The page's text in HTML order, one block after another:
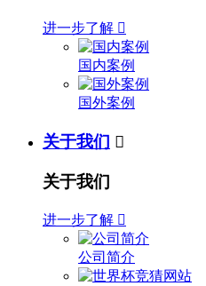
进一步了解 
国内案例
国外案例
关于我们 
关于我们
进一步了解 
公司简介